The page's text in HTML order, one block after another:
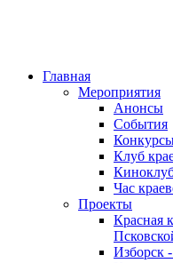
Главная
Мероприятия
Анонсы
События
Клуб
Час
Проекты
Красная
Изборск